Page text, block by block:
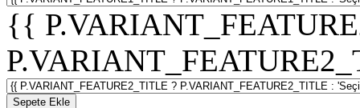
{{
Sepete Ekle